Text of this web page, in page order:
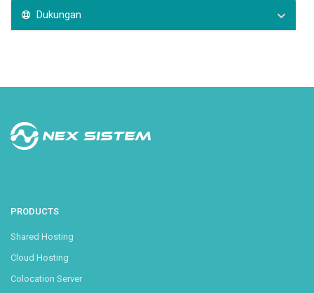
Dukungan
PRODUCTS
Shared Hosting
Cloud Hosting
Colocation Server